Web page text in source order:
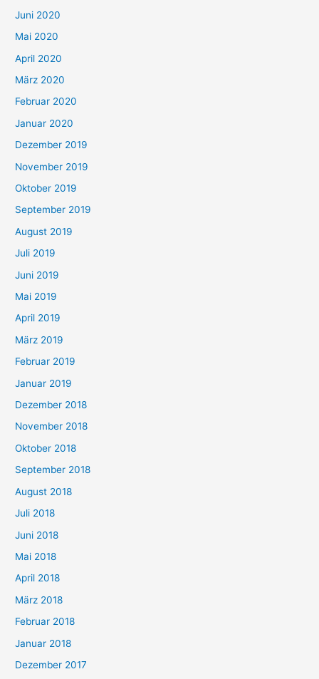
Juni 2020
Mai 2020
April 2020
März 2020
Februar 2020
Januar 2020
Dezember 2019
November 2019
Oktober 2019
September 2019
August 2019
Juli 2019
Juni 2019
Mai 2019
April 2019
März 2019
Februar 2019
Januar 2019
Dezember 2018
November 2018
Oktober 2018
September 2018
August 2018
Juli 2018
Juni 2018
Mai 2018
April 2018
März 2018
Februar 2018
Januar 2018
Dezember 2017